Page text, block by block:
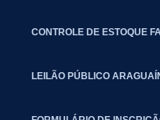
CONTROLE DE ESTOQUE
LEILÃO PÚBLICO